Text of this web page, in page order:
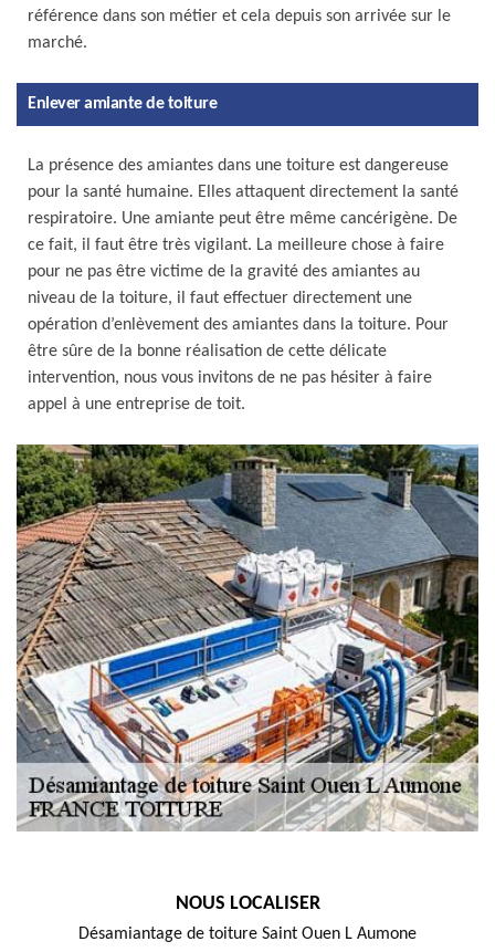
référence dans son métier et cela depuis son arrivée sur le
marché.
Enlever amiante de toiture
La présence des amiantes dans une toiture est dangereuse
pour la santé humaine. Elles attaquent directement la santé
respiratoire. Une amiante peut être même cancérigène. De
ce fait, il faut être très vigilant. La meilleure chose à faire
pour ne pas être victime de la gravité des amiantes au
niveau de la toiture, il faut effectuer directement une
opération d’enlèvement des amiantes dans la toiture. Pour
être sûre de la bonne réalisation de cette délicate
intervention, nous vous invitons de ne pas hésiter à faire
appel à une entreprise de toit.
NOUS LOCALISER
Désamiantage de toiture Saint Ouen L Aumone